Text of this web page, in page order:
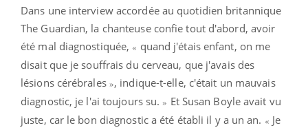
Dans une interview accordée au quotidien britannique
The Guardian, la chanteuse confie tout d'abord, avoir
été mal diagnostiquée, « quand j'étais enfant, on me
disait que je souffrais du cerveau, que j'avais des
lésions cérébrales », indique-t-elle, c'était un mauvais
diagnostic, je l'ai toujours su.» Et Susan Boyle avait vu
juste, car le bon diagnostic a été établi il y a un an. « Je